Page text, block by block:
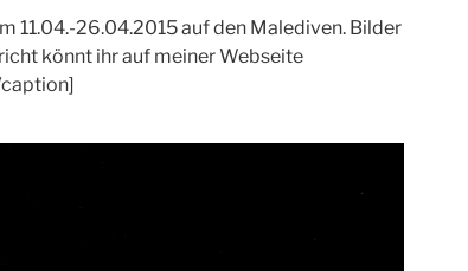
11.04.-26.04.2015 auf den Malediven. Bilder
könnt ihr auf meiner Webseite